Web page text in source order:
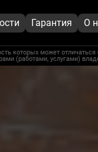
Гарантия О
которых может
(работами, услугами)